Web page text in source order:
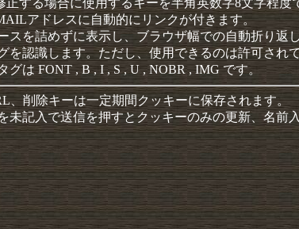
する場合に使用するキーを半角英数字8文字程
アドレスに自動的にリンクが付きます。
スを詰めずに表示し、ブラウザ幅での自動折り返
を認識します。ただし、使用できるのは許可され
グは FONT , B , I , S , U , NOBR , IMG です。
、削除キーは一定期間クッキーに保存されます。
未記入で送信を押すとクッキーのみの更新、名前